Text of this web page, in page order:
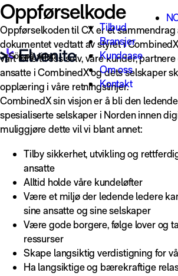
Skip to content
Tilbud
Bransjer
Kundcase
Om oss
Kontakt
Search for:
Oppførselkode
Oppførselkoden til CX er et
dokumentet vedtatt av styret i
vårt løfte til oss selv, våre kunder,
ansatte i CombinedX og dets selskaper
opplæring i våre retningslinjer.
CombinedX sin visjon er å bli den
spesialiserte selskaper i Norden innen
muliggjøre dette vil vi blant annet:
Tilby sikkerhet, utvikling og
ansatte
Alltid holde våre kundeløfter
Være et miljø der ledende ledere
sine ansatte og sine selskaper
Være gode borgere, følge lover og
ressurser
Skape langsiktig verdistigning for
Ha langsiktige og bærekraftige